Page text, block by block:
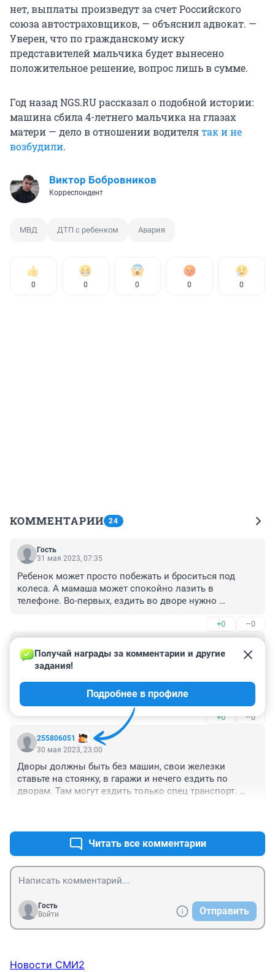
нет, выплаты произведут за счет Российского
союза автостраховщиков, — объяснил адвокат. —
Уверен, что по гражданскому иску
представителей мальчика будет вынесено
положительное решение, вопрос лишь в сумме.
Год назад NGS.RU рассказал о подобной истории:
машина сбила 4-летнего мальчика на глазах
матери — дело в отношении водителятак и не
возбудили.
Виктор Бобровников
Корреспондент
МВД ДТП с ребенком Авария
0 0 0 0 0
КОММЕНТАРИИ 24
Гость
31 мая 2023, 07:35
Ребенок может просто побежать и броситься под
колеса. А мамаша может спокойно лазить в
телефоне. Во-первых, ездить во дворе нужно
оценивать обстановку и сначала смотреть, потом
бежать. При переходе дороги смотри сначала налево,
потом направо - это нужно выучить как дважды два!
+0 –0
31 мая 2023, 07:30
Вот что я заметил, водители абсолютно спокойно
прут на большой скорости там, где дорогу могут
переходить пешеходы, да и во дворах. В данном
случае тетку надо лишить прав пожизненно, и она
должна за свой счет выходить ребенка. И еще скажу:
детей нужно приучать смотреть по сторонам
немножко! У нас дом стоял в восьми метрах от ЖД
путей! И проезжая часть была рядом! И ничего, мы
трехлетние бегали и прекрасно понимали, что туда
соваться нельзя! И живы до сих пор!
+0 –0
255806051
Получай награды за комментарии и другие
задания!
Подробнее в профиле
30 мая 2023, 23:00
Дворы должны быть без машин, свои железки
ставьте на стоянку, в гаражи и нечего ездить по
дворам. Там могут ездить только спец транспорт.
Читать все комментарии
Гость
Войти
Отправить
Новости СМИ2